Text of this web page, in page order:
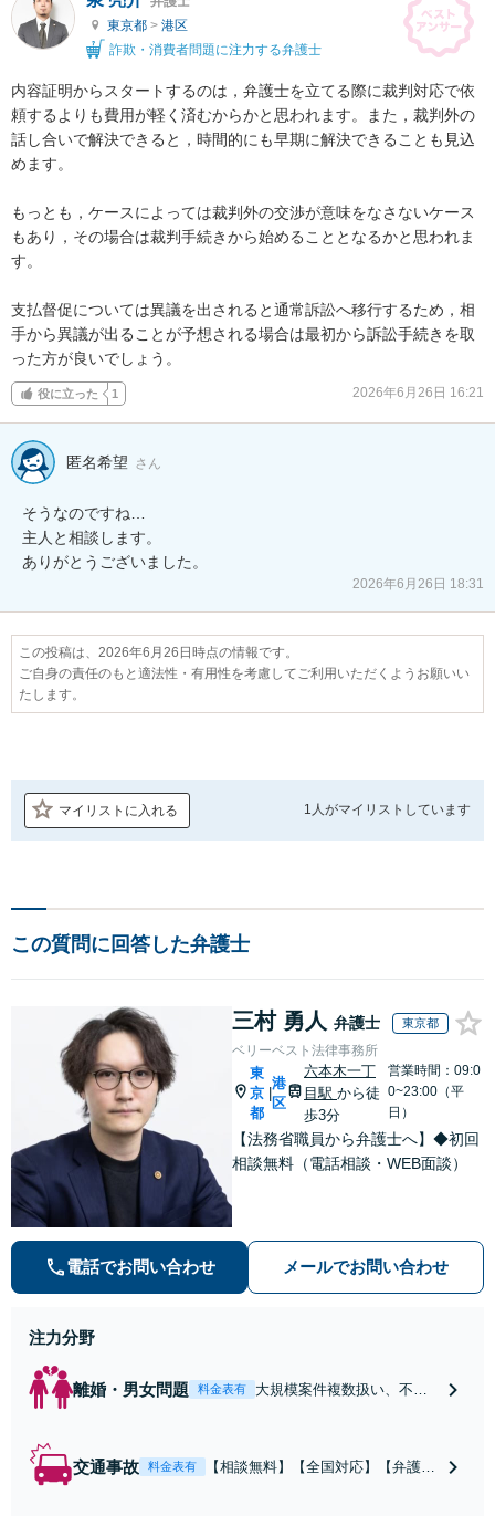
東京都 > 港区
詐欺・消費者問題に注力する弁護士
内容証明からスタートするのは，弁護士を立てる際に裁判対応で依
頼するよりも費用が軽く済むからかと思われます。また，裁判外の
話し合いで解決できると，時間的にも早期に解決できることも見込
めます。
もっとも，ケースによっては裁判外の交渉が意味をなさないケース
もあり，その場合は裁判手続きから始めることとなるかと思われま
す。
支払督促については異議を出されると通常訴訟へ移行するため，相
手から異議が出ることが予想される場合は最初から訴訟手続きを取
った方が良いでしょう。
役に立った 1 2026年6月26日 16:21
匿名希望 さん
そうなのですね…
主人と相談します。
ありがとうございました。
2026年6月26日 18:31
この投稿は、2026年6月26日時点の情報です。
ご自身の責任のもと適法性・有用性を考慮してご利用いただくようお願いい
たします。
マイリストに入れる 1人がマイリストしています
この質問に回答した弁護士
三村 勇人 弁護士 東京都
ベリーベスト法律事務所
東
京
都
港
区
六本木一丁
目駅 から徒
歩3分
営業時間：09:0
0~23:00（平
日）
【法務省職員から弁護士へ】◆初回
相談無料（電話相談・WEB面談）
電話でお問い合わせ メールでお問い合わせ
注力分野
離婚・男女問題 料金表有
大規模案件複数扱い、不貞
富
交通事故 料金表有
【相談無料】【全国対応】【弁護士